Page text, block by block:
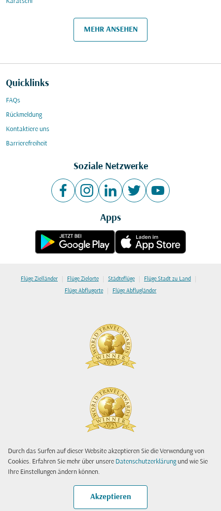
Durch das Surfen auf dieser Website akzeptieren Sie die Verwendung von
Cookies. Erfahren Sie mehr über unsere Datenschutzerklärung und wie Sie
Ihre Einstellungen ändern können.
Akzeptieren
MEHR ANSEHEN
Quicklinks
FAQs
Rückmeldung
Kontaktiere uns
Barrierefreiheit
Soziale Netzwerke
Apps
Flüge Zielländer | Flüge Zielorte | Städteflüge | Flüge Stadt zu Land |
Flüge Abflugorte | Flüge Abflugländer